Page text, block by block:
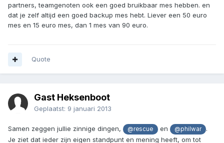
partners, teamgenoten ook een goed bruikbaar mes hebben. en
dat je zelf altijd een goed backup mes hebt. Liever een 50 euro
mes en 15 euro mes, dan 1 mes van 90 euro.
Quote
Gast Heksenboot
Geplaatst: 9 januari 2013
Samen zeggen jullie zinnige dingen, @rescue en @philwar
.
Je ziet dat ieder zijn eigen standpunt en mening heeft, om tot